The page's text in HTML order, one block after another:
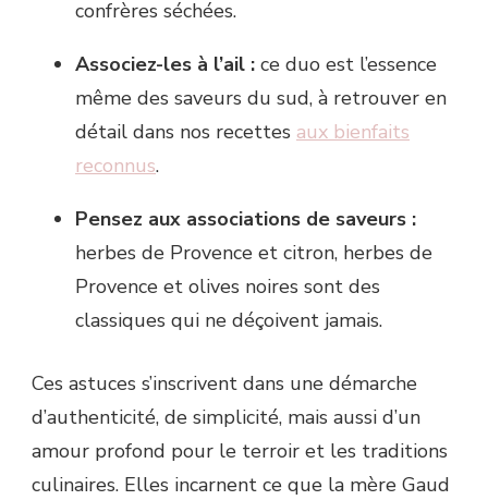
confrères séchées.
Associez-les à l’ail : ce duo est l’essence
même des saveurs du sud, à retrouver en
détail dans nos recettes aux bienfaits
reconnus.
Pensez aux associations de saveurs :
herbes de Provence et citron, herbes de
Provence et olives noires sont des
classiques qui ne déçoivent jamais.
Ces astuces s’inscrivent dans une démarche
d’authenticité, de simplicité, mais aussi d’un
amour profond pour le terroir et les traditions
culinaires. Elles incarnent ce que la mère Gaud